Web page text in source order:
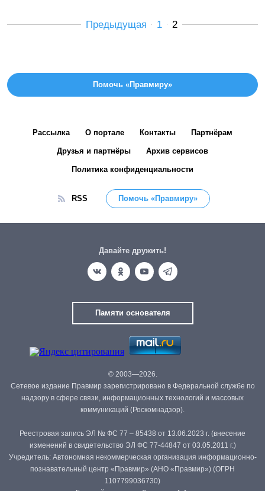
Предыдущая 1 2
Помочь «Правмиру»
Рассылка О портале Контакты Партнёрам
Друзья и партнёры Архив сервисов
Политика конфиденциальности
RSS Помочь «Правмиру»
Давайте дружить!
Памяти основателя
© 2003—2026.
Сетевое издание Правмир зарегистрировано в Федеральной службе по
надзору в сфере связи, информационных технологий и массовых
коммуникаций (Роскомнадзор).
Реестровая запись ЭЛ № ФС 77 – 85438 от 13.06.2023 г. (внесение
изменений в свидетельство ЭЛ ФС 77-44847 от 03.05.2011 г.)
Учредитель: Автономная некоммерческая организация информационно-
познавательный центр «Правмир» (АНО «Правмир») (ОГРН
1107799036730)